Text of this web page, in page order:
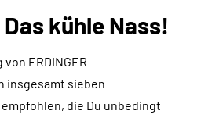
Das kühle Nass!
ERDINGER
insgesamt sieben
die Du unbedingt